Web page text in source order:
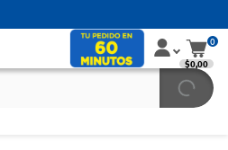
0
$0,00